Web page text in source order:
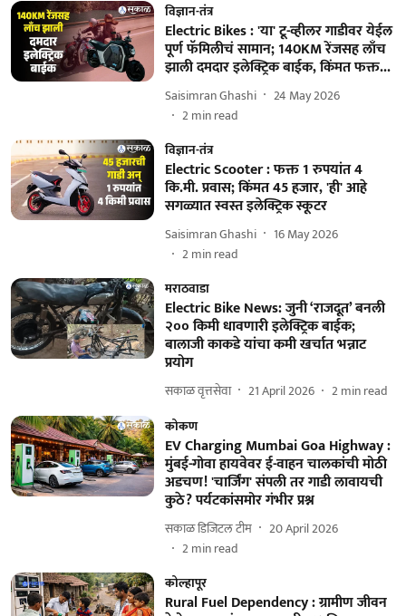
विज्ञान-तंत्र
Electric Bikes : 'या' टू-व्हीलर गाडीवर येईल
पूर्ण फॅमिलीचं सामान; 140KM रेंजसह लाँच
झाली दमदार इलेक्ट्रिक बाईक, किंमत फक्त...
Saisimran Ghashi
24 May 2026
2min read
विज्ञान-तंत्र
Electric Scooter : फक्त 1 रुपयांत 4
कि.मी. प्रवास; किंमत 45 हजार, 'ही' आहे
सगळ्यात स्वस्त इलेक्ट्रिक स्कूटर
Saisimran Ghashi
16 May 2026
2min read
मराठवाडा
Electric Bike News: जुनी ‘राजदूत’ बनली
२०० किमी धावणारी इलेक्ट्रिक बाईक;
बालाजी काकडे यांचा कमी खर्चात भन्नाट
प्रयोग
सकाळ वृत्तसेवा 21 April 2026 2min read
कोकण
EV Charging Mumbai Goa Highway :
मुंबई-गोवा हायवेवर ई-वाहन चालकांची मोठी
अडचण! 'चार्जिंग' संपली तर गाडी लावायची
कुठे? पर्यटकांसमोर गंभीर प्रश्न
सकाळ डिजिटल टीम
20 April 2026
2min read
कोल्हापूर
Rural Fuel Dependency : ग्रामीण जीवन